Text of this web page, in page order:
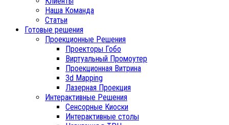
Наша Команда
Статьи
Готовые решения
Проекционные Решения
Проекторы Гобо
Виртуальный Промоутер
Проекционная Витрина
3d Mapping
Лазерная Проекция
Интерактивные Решения
Сенсорные Киоски
Интерактивные столы